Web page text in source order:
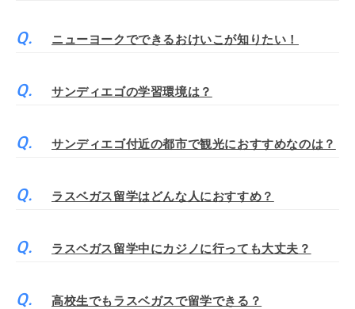
ニューヨークでできるおけいこが知りたい！
サンディエゴの学習環境は？
サンディエゴ付近の都市で観光におすすめなのは？
ラスベガス留学はどんな人におすすめ？
ラスベガス留学中にカジノに行っても大丈夫？
高校生でもラスベガスで留学できる？